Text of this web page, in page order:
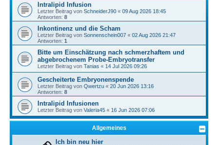
Intralipid Infusion
Letzter Beitrag von SchneiderJ90 « 09 Aug 2026 18:45
Antworten: 8
Inkontinenz und die Scham
Letzter Beitrag von Sonnenschein007 « 02 Aug 2026 21:47
Antworten: 1
Bitte um Einschätzung nach schmerzhaftem und
abgebrochenem Probe-Embryotransfer
Letzter Beitrag von Tanias « 14 Jul 2026 09:26
Gescheiterte Embryonenspende
Letzter Beitrag von Qwertzu « 20 Jun 2026 13:16
Antworten: 8
Intralipid Infusionen
Letzter Beitrag von Valeria45 « 16 Jun 2026 07:06
Allgemeines
Ich bin neu hier